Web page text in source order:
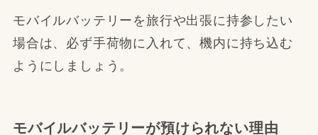
モバイルバッテリーを旅行や出張に持参したい
場合は、必ず手荷物に入れて、機内に持ち込む
ようにしましょう。
モバイルバッテリーが預けられない理由